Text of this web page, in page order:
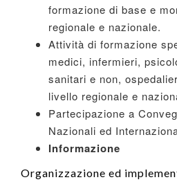
formazione di base e
regionale e nazionale.
Attività di formazione
medici, infermieri,
sanitari e non,
livello regionale e
Partecipazione a
Nazionali ed
Informazione
Organizzazione ed